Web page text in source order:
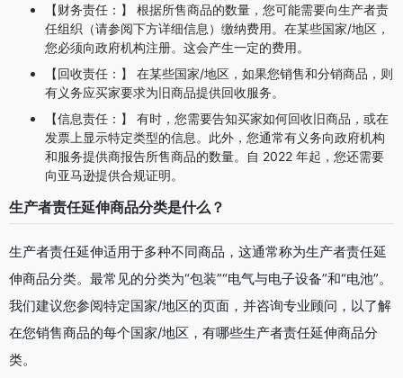
【财务责任：】 根据所售商品的数量，您可能需要向生产者责
任组织（请参阅下方详细信息）缴纳费用。在某些国家/地区，
您必须向政府机构注册。这会产生一定的费用。
【回收责任：】 在某些国家/地区，如果您销售和分销商品，则
有义务应买家要求为旧商品提供回收服务。
【信息责任：】 有时，您需要告知买家如何回收旧商品，或在
发票上显示特定类型的信息。此外，您通常有义务向政府机构
和服务提供商报告所售商品的数量。自 2022 年起，您还需要
向亚马逊提供合规证明。
生产者责任延伸商品分类是什么？
生产者责任延伸适用于多种不同商品，这通常称为生产者责任延
伸商品分类。最常见的分类为“包装”“电气与电子设备”和“电池”。
我们建议您参阅特定国家/地区的页面，并咨询专业顾问，以了解
在您销售商品的每个国家/地区，有哪些生产者责任延伸商品分
类。